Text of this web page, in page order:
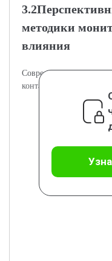
методики
влияния
Современные
контаминации в медиа.